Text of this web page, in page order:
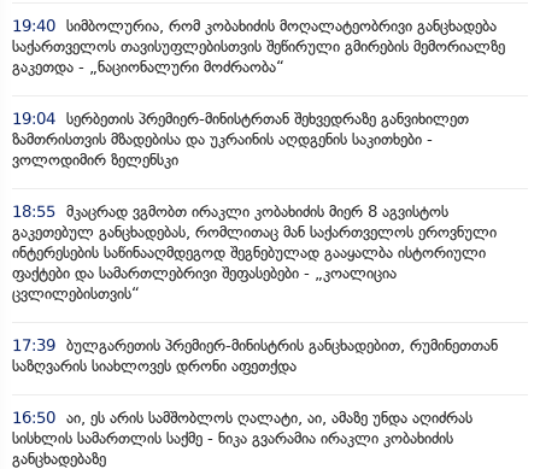
19:40 სიმბოლურია, რომ კობახიძის მოღალატეობრივი განცხადება
საქართველოს თავისუფლებისთვის შეწირული გმირების მემორიალზე
გაკეთდა - „ნაციონალური მოძრაობა“
19:04 სერბეთის პრემიერ-მინისტრთან შეხვედრაზე განვიხილეთ
ზამთრისთვის მზადებისა და უკრაინის აღდგენის საკითხები -
ვოლოდიმირ ზელენსკი
18:55 მკაცრად ვგმობთ ირაკლი კობახიძის მიერ 8 აგვისტოს
გაკეთებულ განცხადებას, რომლითაც მან საქართველოს ეროვნული
ინტერესების საწინააღმდეგოდ შეგნებულად გააყალბა ისტორიული
ფაქტები და სამართლებრივი შეფასებები - „კოალიცია
ცვლილებისთვის“
17:39 ბულგარეთის პრემიერ-მინისტრის განცხადებით, რუმინეთთან
საზღვარის სიახლოვეს დრონი აფეთქდა
16:50 აი, ეს არის სამშობლოს ღალატი, აი, ამაზე უნდა აღიძრას
სისხლის სამართლის საქმე - ნიკა გვარამია ირაკლი კობახიძის
განცხადებაზე